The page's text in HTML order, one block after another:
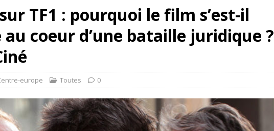
TF1 : pourquoi le film s’est-il
coeur d’une bataille juridique ?
europe Toutes 0